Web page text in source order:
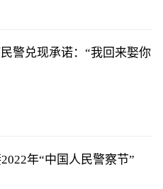
警兑现承诺：“我回来娶你
年“中国人民警察节”